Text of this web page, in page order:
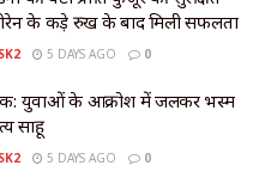
के कड़े रुख के बाद मिली सफलता
5 DAYS AGO 0
युवाओं के आक्रोश में जलकर भस्म
साहू
5 DAYS AGO 0